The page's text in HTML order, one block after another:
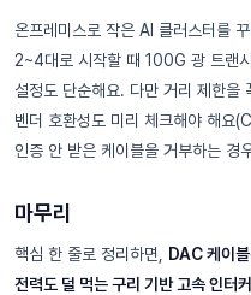
온프레미스로 작은 AI 클러스터를
2~4대로 시작할 때 100G 광 트랜
설정도 단순해요. 다만 거리 제한을
벤더 호환성도 미리 체크해야 해
인증 안 받은 케이블을 거부하는 경
마무리
핵심 한 줄로 정리하면,
DAC 케이
전력도 덜 먹는 구리 기반 고속 인터